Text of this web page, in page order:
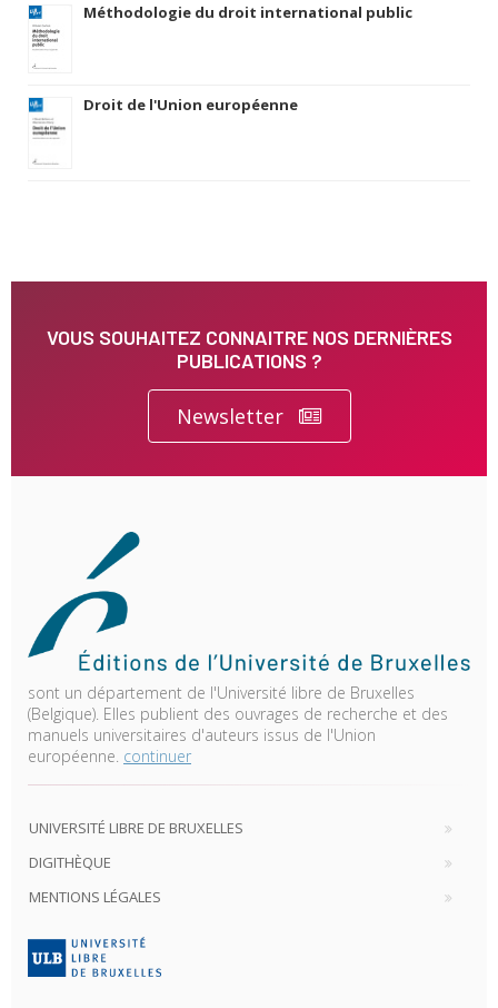
Méthodologie du droit international public
Droit de l'Union européenne
VOUS SOUHAITEZ CONNAITRE NOS DERNIÈRES
PUBLICATIONS ?
Newsletter
sont un département de l'Université libre de Bruxelles
(Belgique). Elles publient des ouvrages de recherche et des
manuels universitaires d'auteurs issus de l'Union
européenne. continuer
UNIVERSITÉ LIBRE DE BRUXELLES
DIGITHÈQUE
MENTIONS LÉGALES